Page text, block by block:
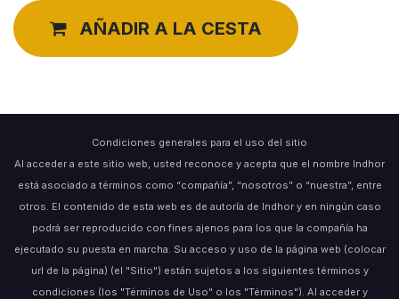
AÑADIR A LA CESTA
Condiciones generales para el uso del sitio
Al acceder a este sitio web, usted reconoce y acepta que el nombre Indhor
está asociado a términos como “compañía”, “nosotros” o “nuestra”, entre
otros. El contenido de esta web es de autoría de Indhor y en ningún caso
podrá ser reproducido con fines ajenos para los que la compañía ha
ejecutado su puesta en marcha. Su acceso y uso de la página web (colocar
url de la página) (el "Sitio") están sujetos a los siguientes términos y
condiciones (los "Términos de Uso" o los "Términos"). Al acceder y